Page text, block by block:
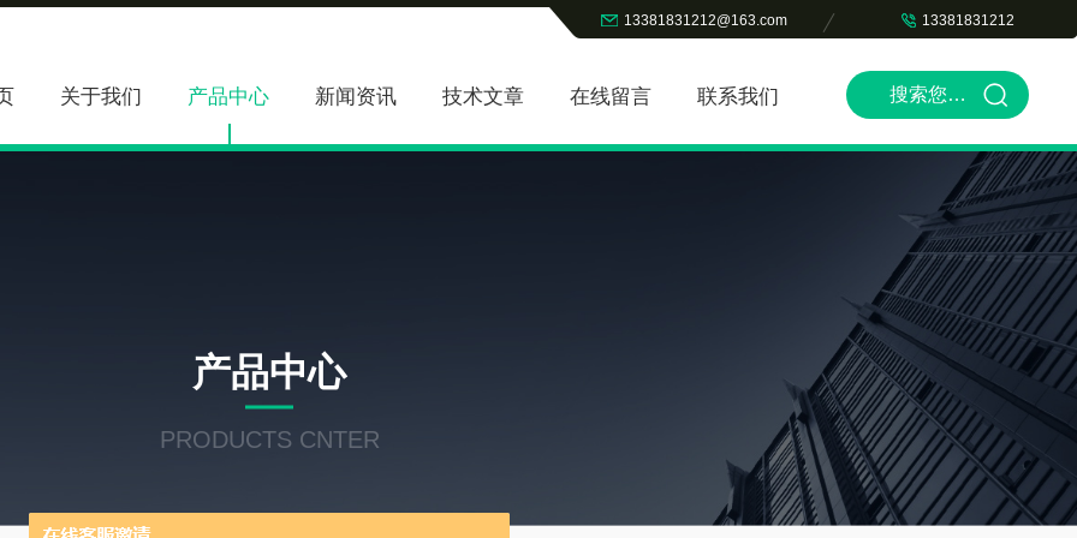
13381831212@163.com 13381831212
关于我们 产品中心 新闻资讯 技术文章 在线留言 联系我们
产品中心
PRODUCTS CNTER